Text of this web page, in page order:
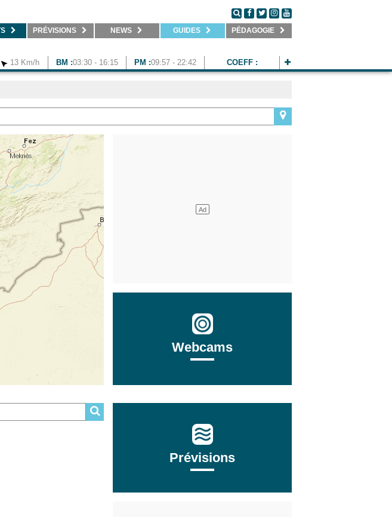
PRÉVISIONS NEWS GUIDES PÉDAGOGIE
13 Km/h BM :03:30 - 16:15 PM :09:57 - 22:42 COEFF :
Webcams
Prévisions